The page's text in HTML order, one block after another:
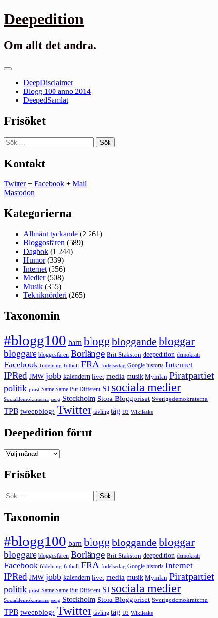
Gå
till
Deepedition
Om allt det andra.
Primär
DeepDisclaimer
Blogg 100 anno 2014
DeepedSamlat
Frisöket
Sök
efter:
Kontakt
Twitter+ Facebook + Mail
Mastodon
Kategorierna
Allmänt tyckande (2 261)
Bloggosfären (589)
Dagbok (1 244)
Humor(339)
Internet (356)
Medier(508)
Musik (355)
Tekniknörderi (265)
Taxonomin
#blogg100 barn blogg bloggande bloggar
bloggare bloggosfären Borlänge Brit Stakston deepedition demokrati
Facebook fildelning fotboll FRA födelsedag Google historia Internet
IPRed JMW jobb kalendern livet media musik Mymlan Piratpartiet
politik präst Same Same But Different SJ sociala medier
Socialdemokraterna sorg Stockholm Stora Bloggpriset Sverigedemokraterna
TPB tweepblogs Twitter tävling tåg U2 Wikileaks
Deepedition förut
Deepedition
Frisöket
Sök
efter:
Taxonomin
#blogg100 barn blogg bloggande bloggar
bloggare bloggosfären Borlänge Brit Stakston deepedition demokrati
Facebook fildelning fotboll FRA födelsedag Google historia Internet
IPRed JMW jobb kalendern livet media musik Mymlan Piratpartiet
politik präst Same Same But Different SJ sociala medier
Socialdemokraterna sorg Stockholm Stora Bloggpriset Sverigedemokraterna
TPB tweepblogs Twitter tävling tåg U2 Wikileaks